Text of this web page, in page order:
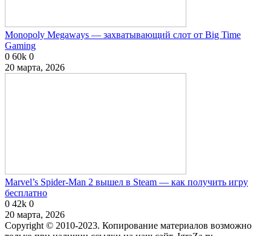
Monopoly Megaways — захватывающий слот от Big Time
Gaming
0 60k 0
20 марта, 2026
Marvel’s Spider-Man 2 вышел в Steam — как получить игру
бесплатно
0 42k 0
20 марта, 2026
Copyright © 2010-2023. Копирование материалов возможно